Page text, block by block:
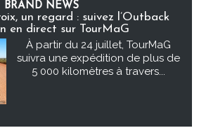
BRAND NEWS
un regard : suivez l’Outback
en direct sur TourMaG
À partir du 24 juillet, TourMaG
suivra une expédition de plus de
5 000 kilomètres à travers...